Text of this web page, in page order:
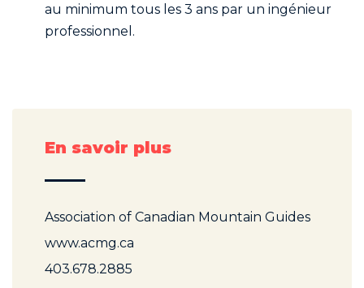
au minimum tous les 3 ans par un ingénieur
professionnel.
En savoir plus
Association of Canadian Mountain Guides
www.acmg.ca
403.678.2885